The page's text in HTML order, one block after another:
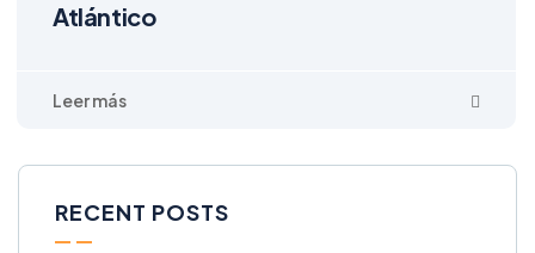
Atlántico
RECENT POSTS